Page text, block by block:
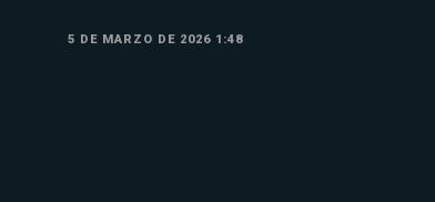
5 DE MARZO DE 2026 1:48